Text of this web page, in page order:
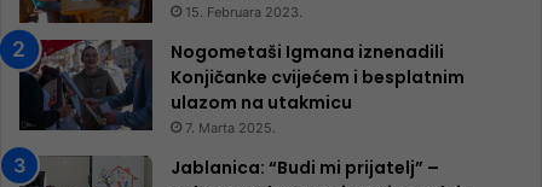
15. Februara 2023.
Nogometaši Igmana iznenadili
Konjičanke cvijećem i besplatnim
ulazom na utakmicu
7. Marta 2025.
Jablanica: “Budi mi prijatelj” –